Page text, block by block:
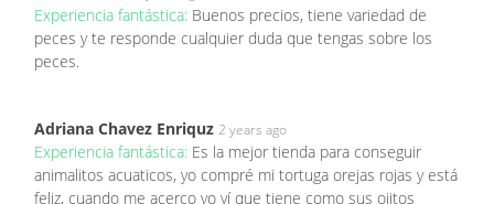
Experiencia fantástica: Buenos precios, tiene variedad de
peces y te responde cualquier duda que tengas sobre los
peces.
Adriana Chavez Enriquz 2 years ago
Experiencia fantástica: Es la mejor tienda para conseguir
animalitos acuaticos, yo compré mi tortuga orejas rojas y está
feliz, cuando me acerco yo ví que tiene como sus ojitos